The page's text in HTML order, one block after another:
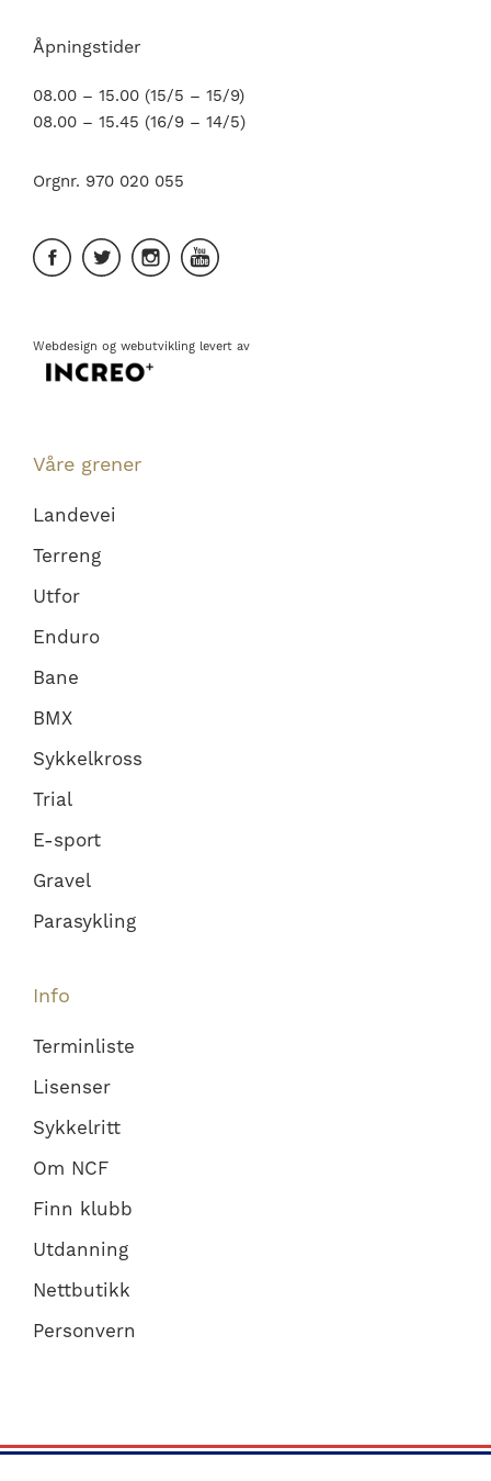
Åpningstider
08.00 – 15.00 (15/5 – 15/9)
08.00 – 15.45 (16/9 – 14/5)
Orgnr. 970 020 055
Webdesign og webutvikling levert av
Våre grener
Landevei
Terreng
Utfor
Enduro
Bane
BMX
Sykkelkross
Trial
E-sport
Gravel
Parasykling
Info
Terminliste
Lisenser
Sykkelritt
Om NCF
Finn klubb
Utdanning
Nettbutikk
Personvern